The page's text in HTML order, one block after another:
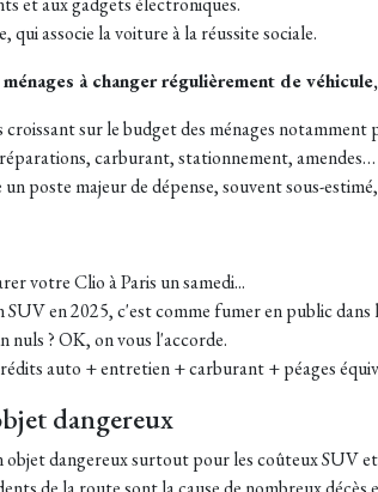
qui associe la voiture à la réussite sociale.
à changer régulièrement de
sur le budget des ménages
carburant, stationnement, amendes…
poste majeur de dépense, souvent sous-
votre Clio à Paris un samedi...
en 2025, c'est comme fumer en public dans
nuls ? OK, on vous l'accorde.
auto + entretien + carburant + péages
dangereux
objet dangereux surtout pour les coûteux SUV